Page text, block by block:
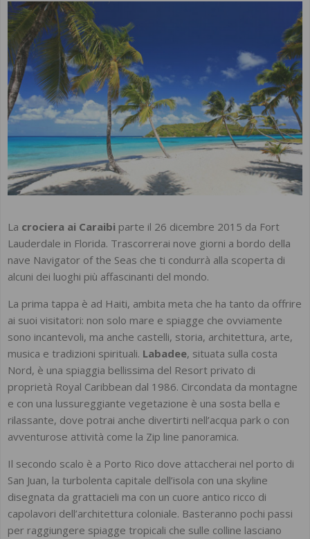
La crociera ai Caraibi parte il 26 dicembre 2015 da Fort
Lauderdale in Florida. Trascorrerai nove giorni a bordo della
nave Navigator of the Seas che ti condurrà alla scoperta di
alcuni dei luoghi più affascinanti del mondo.
La prima tappa è ad Haiti, ambita meta che ha tanto da offrire
ai suoi visitatori: non solo mare e spiagge che ovviamente
sono incantevoli, ma anche castelli, storia, architettura, arte,
musica e tradizioni spirituali. Labadee, situata sulla costa
Nord, è una spiaggia bellissima del Resort privato di
proprietà Royal Caribbean dal 1986. Circondata da montagne
e con una lussureggiante vegetazione è una sosta bella e
rilassante, dove potrai anche divertirti nell’acqua park o con
avventurose attività come la Zip line panoramica.
Il secondo scalo è a Porto Rico dove attaccherai nel porto di
San Juan, la turbolenta capitale dell’isola con una skyline
disegnata da grattacieli ma con un cuore antico ricco di
capolavori dell’architettura coloniale. Basteranno pochi passi
per raggiungere spiagge tropicali che sulle colline lasciano